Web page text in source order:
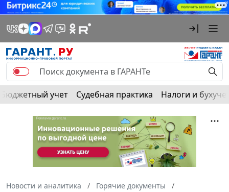
Бюджетный учет Судебная практика Налоги и
Новости и аналитика
Горячие документы